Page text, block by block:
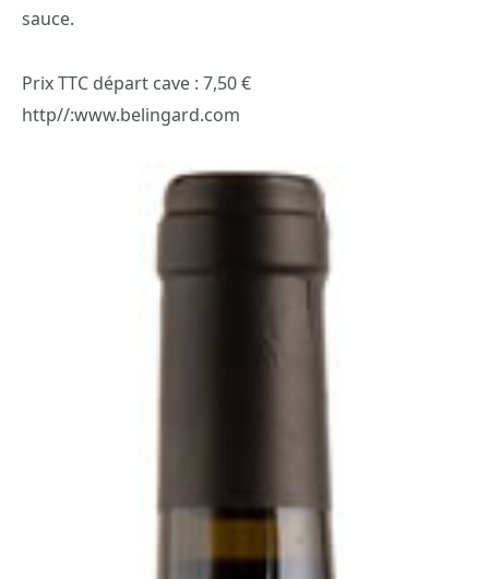
sauce.
Prix TTC départ cave : 7,50 €
http//:www.belingard.com